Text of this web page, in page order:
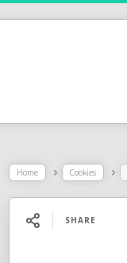
Home Cookies
SHARE